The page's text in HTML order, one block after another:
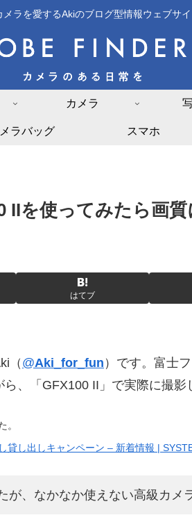
メラを愛するAkiのブログ型情報ウェブサイ
カメラ
ラバッグ スマホ
IIを使ってみたら画
はてブ
（ @Aki_for_fun ）です。富士
、「GFX100 II」で実際に撮影
。
貸し出しキャンペーン – 新着情報 |
、なかなか使えない高級カメ